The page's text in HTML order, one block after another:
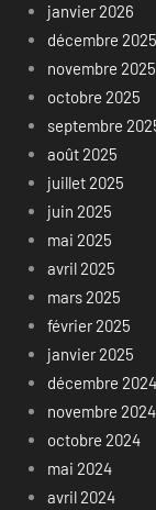
janvier 2026
décembre 2025
novembre 2025
octobre 2025
septembre
août 2025
juillet 2025
juin 2025
mai 2025
avril 2025
mars 2025
février 2025
janvier 2025
décembre 2024
novembre 2024
octobre 2024
mai 2024
avril 2024